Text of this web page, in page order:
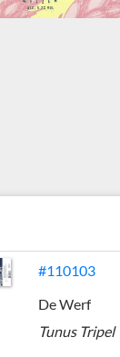
#110103
De Werf
Tunus Tripel